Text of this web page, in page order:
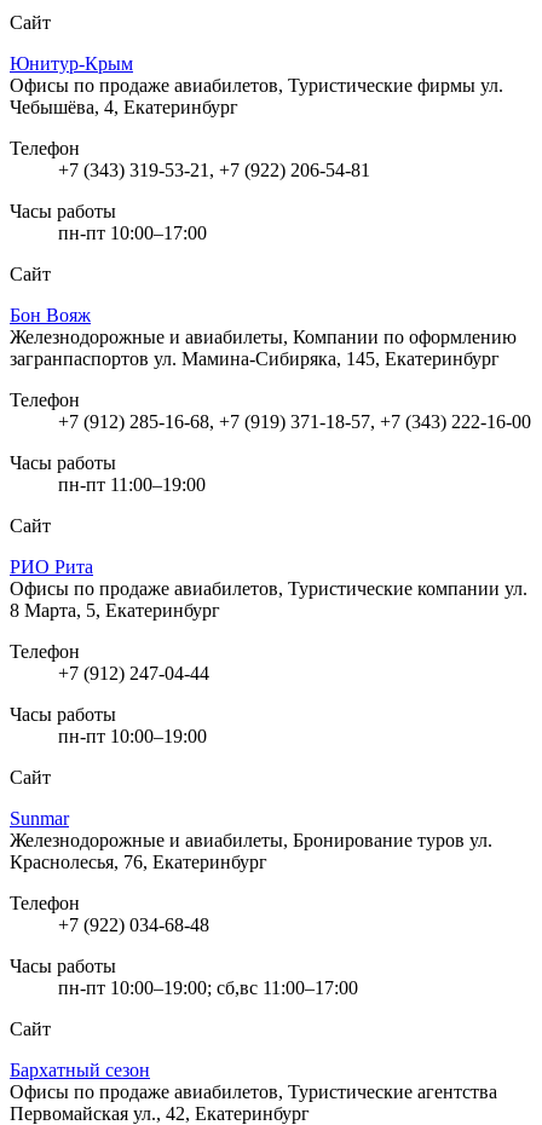
Сайт
Юнитур-Крым
Офисы по продаже авиабилетов, Туристические фирмы ул.
Чебышёва, 4, Екатеринбург
Телефон
+7 (343) 319-53-21, +7 (922) 206-54-81
Часы работы
пн-пт 10:00–17:00
Сайт
Бон Вояж
Железнодорожные и авиабилеты, Компании по оформлению
загранпаспортов ул. Мамина-Сибиряка, 145, Екатеринбург
Телефон
+7 (912) 285-16-68, +7 (919) 371-18-57, +7 (343) 222-16-00
Часы работы
пн-пт 11:00–19:00
Сайт
РИО Рита
Офисы по продаже авиабилетов, Туристические компании ул.
8 Марта, 5, Екатеринбург
Телефон
+7 (912) 247-04-44
Часы работы
пн-пт 10:00–19:00
Сайт
Sunmar
Железнодорожные и авиабилеты, Бронирование туров ул.
Краснолесья, 76, Екатеринбург
Телефон
+7 (922) 034-68-48
Часы работы
пн-пт 10:00–19:00; сб,вс 11:00–17:00
Сайт
Бархатный сезон
Офисы по продаже авиабилетов, Туристические агентства
Первомайская ул., 42, Екатеринбург